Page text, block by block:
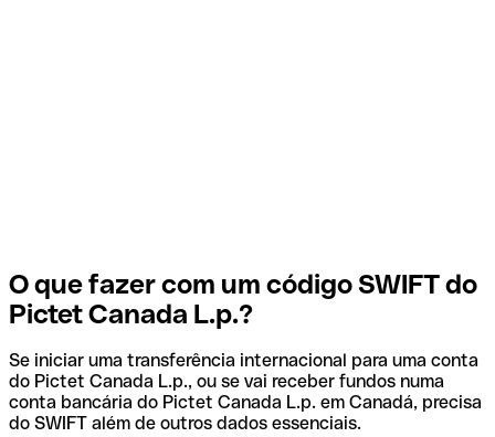
O que fazer com um código SWIFT do
Pictet Canada L.p.?
Se iniciar uma transferência internacional para uma conta
do Pictet Canada L.p., ou se vai receber fundos numa
conta bancária do Pictet Canada L.p. em Canadá, precisa
do SWIFT além de outros dados essenciais.